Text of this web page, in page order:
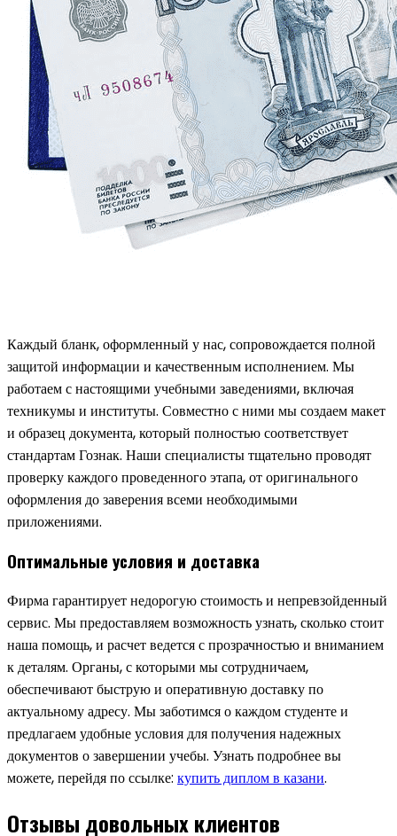
Каждый бланк, оформленный у нас, сопровождается полной
защитой информации и качественным исполнением. Мы
работаем с настоящими учебными заведениями, включая
техникумы и институты. Совместно с ними мы создаем макет
и образец документа, который полностью соответствует
стандартам Гознак. Наши специалисты тщательно проводят
проверку каждого проведенного этапа, от оригинального
оформления до заверения всеми необходимыми
приложениями.
Оптимальные условия и доставка
Фирма гарантирует недорогую стоимость и непревзойденный
сервис. Мы предоставляем возможность узнать, сколько стоит
наша помощь, и расчет ведется с прозрачностью и вниманием
к деталям. Органы, с которыми мы сотрудничаем,
обеспечивают быструю и оперативную доставку по
актуальному адресу. Мы заботимся о каждом студенте и
предлагаем удобные условия для получения надежных
документов о завершении учебы. Узнать подробнее вы
можете, перейдя по ссылке: купить диплом в казани.
Отзывы довольных клиентов